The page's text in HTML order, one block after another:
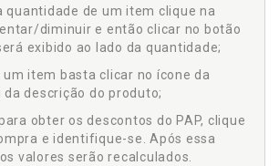
quantidade de um item clique na
diminuir e então clicar no botão
exibido ao lado da quantidade;
um item basta clicar no ícone da
da descrição do produto;
obter os descontos do PAP, clique
e identifique-se. Após essa
valores serão recalculados.